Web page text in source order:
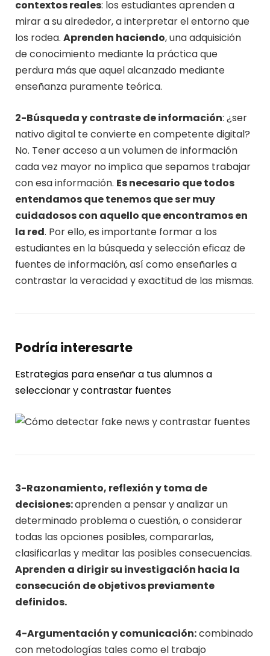
contextos reales: los estudiantes aprenden a
mirar a su alrededor, a interpretar el entorno que
los rodea. Aprenden haciendo, una adquisición
de conocimiento mediante la práctica que
perdura más que aquel alcanzado mediante
enseñanza puramente teórica.
2-Búsqueda y contraste de información: ¿ser
nativo digital te convierte en competente digital?
No. Tener acceso a un volumen de información
cada vez mayor no implica que sepamos trabajar
con esa información. Es necesario que todos
entendamos que tenemos que ser muy
cuidadosos con aquello que encontramos en
la red. Por ello, es importante formar a los
estudiantes en la búsqueda y selección eficaz de
fuentes de información, así como enseñarles a
contrastar la veracidad y exactitud de las mismas.
Podría interesarte
Estrategias para enseñar a tus alumnos a
seleccionar y contrastar fuentes
3-Razonamiento, reflexión y toma de
decisiones:aprenden a pensar y analizar un
determinado problema o cuestión, o considerar
todas las opciones posibles, compararlas,
clasificarlas y meditar las posibles consecuencias.
Aprenden a dirigir su investigación hacia la
consecución de objetivos previamente
definidos.
4-Argumentación y comunicación:combinado
con metodologías tales como el trabajo